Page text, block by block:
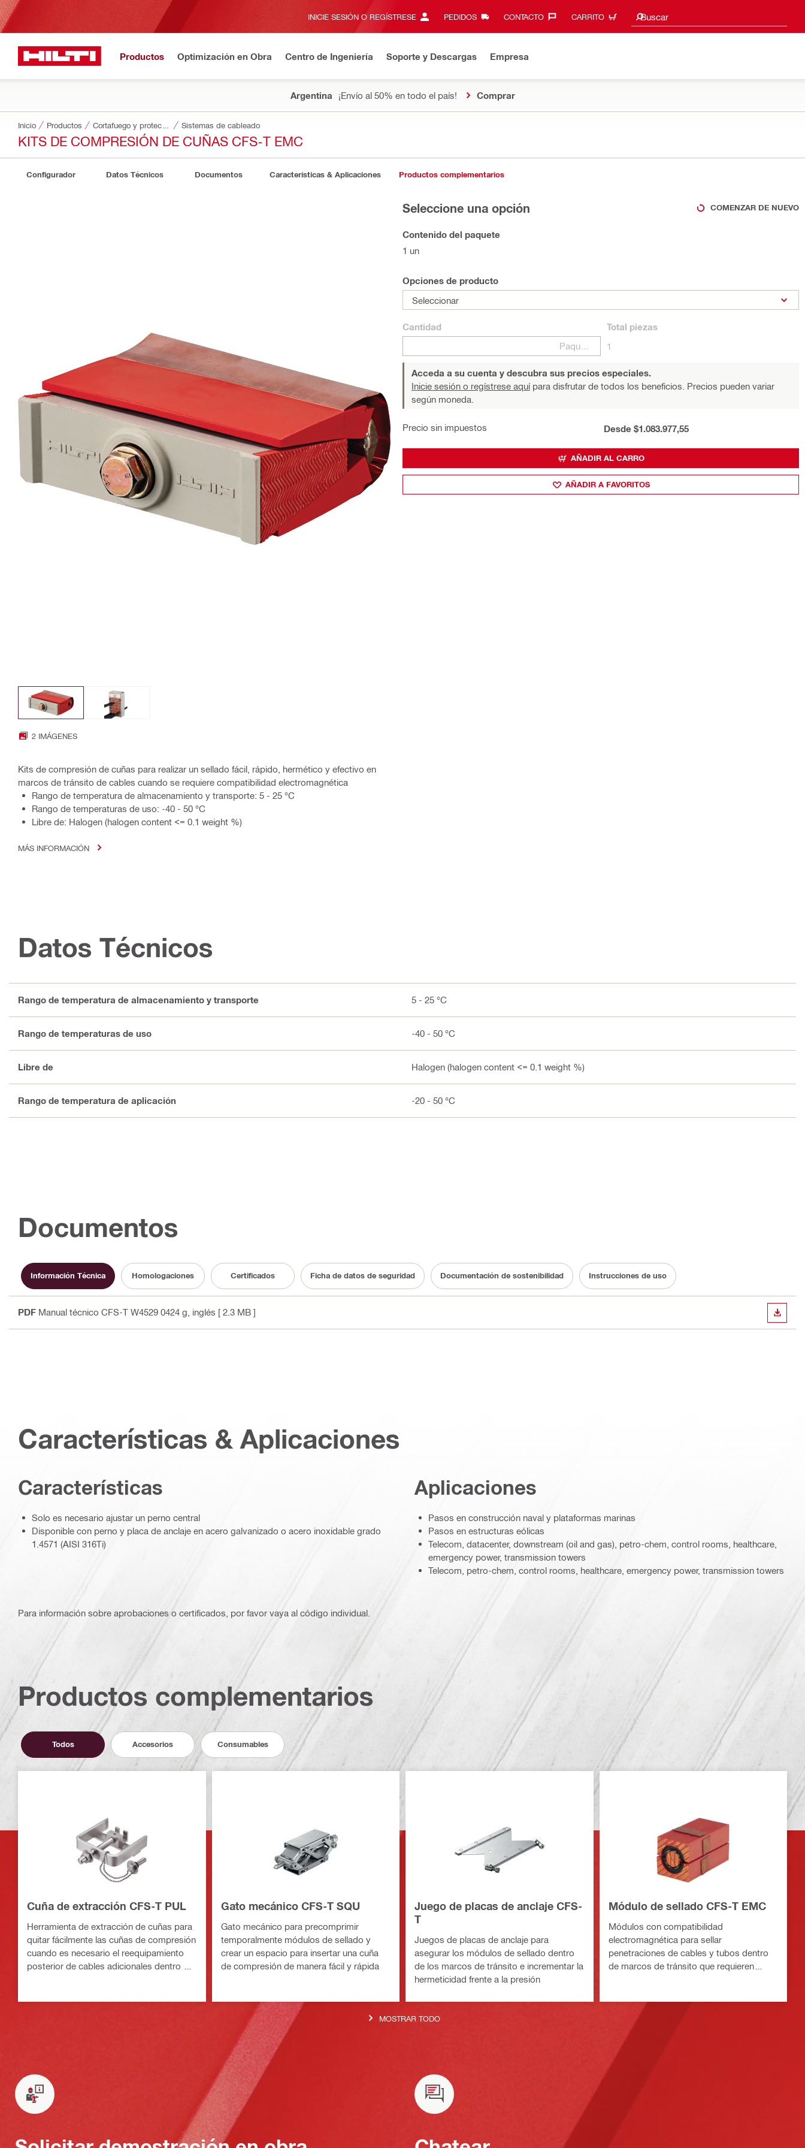
INICIE SESIÓN O REGÍSTRESE PEDIDOS CONTACTO‎ CARRITO Buscar
Sugerencias de búsqueda
Productos Optimización en Obra Centro de Ingeniería Soporte y Descargas Empresa
Argentina ¡Envío al 50% en todo el país! Comprar
Inicio Productos Sistemas de cableado
KITS DE COMPRESIÓN DE CUÑAS CFS-T EMC
Configurador Datos Técnicos Documentos Características & Aplicaciones Productos complementarios
2 IMÁGENES
Kits de compresión de cuñas para realizar un sellado fácil, rápido, hermético y efectivo en
marcos de tránsito de cables cuando se requiere compatibilidad electromagnética
Rango de temperatura de almacenamiento y transporte: 5 - 25 °C
Rango de temperaturas de uso: -40 - 50 °C
Libre de: Halogen (halogen content <= 0.1 weight %)
MÁS INFORMACIÓN
Seleccione una opción COMENZAR DE NUEVO
Contenido del paquete
1 un
Opciones de producto
Seleccionar
Cantidad
Paquetes
Total piezas
1
Acceda a su cuenta y descubra sus precios especiales.
Inicie sesión o regístrese aquípara disfrutar de todos los beneficios. Precios pueden variar
según moneda.
Precio sin impuestos Desde $1.083.977,55
AÑADIR AL CARRO
AÑADIR A FAVORITOS
Datos Técnicos
Rango de temperatura de almacenamiento y transporte 5 - 25 °C
Rango de temperaturas de uso -40 - 50 °C
Libre de Halogen (halogen content <= 0.1 weight %)
Rango de temperatura de aplicación -20 - 50 °C
Documentos
Información Técnica Homologaciones Certificados Ficha de datos de seguridad Documentación de sostenibilidad Instrucciones de uso
PDF Manual técnico CFS-T W4529 0424 g , inglés [ 2.3 MB ]
Características & Aplicaciones
Características
Solo es necesario ajustar un perno central
Disponible con perno y placa de anclaje en acero galvanizado o acero inoxidable grado
1.4571 (AISI 316Ti)
Aplicaciones
Pasos en construcción naval y plataformas marinas
Pasos en estructuras eólicas
Telecom, datacenter, downstream (oil and gas), petro-chem, control rooms, healthcare,
emergency power, transmission towers
Telecom, petro-chem, control rooms, healthcare, emergency power, transmission towers
Para información sobre aprobaciones o certificados, por favor vaya al código individual.
Productos complementarios
Todos Accesorios Consumables
Cuña de extracción CFS-T PUL
Herramienta de extracción de cuñas para
quitar fácilmente las cuñas de compresión
cuando es necesario el reequipamiento
posterior de cables adicionales dentro de
Gato mecánico CFS-T SQU
Gato mecánico para precomprimir
temporalmente módulos de sellado y
crear un espacio para insertar una cuña
de compresión de manera fácil y rápida
Juego de placas de anclaje CFS-
T
Juegos de placas de anclaje para
asegurar los módulos de sellado dentro
de los marcos de tránsito e incrementar la
hermeticidad frente a la presión
Módulo de sellado CFS-T EMC
Módulos con compatibilidad
electromagnética para sellar
penetraciones de cables y tubos dentro
de marcos de tránsito que requieren
MOSTRAR TODO